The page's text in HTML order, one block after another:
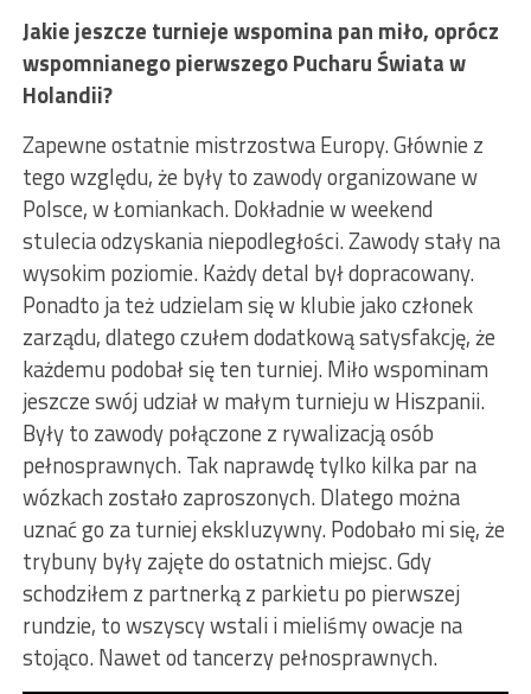
Jakie jeszcze turnieje wspomina pan miło, oprócz
wspomnianego pierwszego Pucharu Świata w
Holandii?
Zapewne ostatnie mistrzostwa Europy. Głównie z
tego względu, że były to zawody organizowane w
Polsce, w Łomiankach. Dokładnie w weekend
stulecia odzyskania niepodległości. Zawody stały na
wysokim poziomie. Każdy detal był dopracowany.
Ponadto ja też udzielam się w klubie jako członek
zarządu, dlatego czułem dodatkową satysfakcję, że
każdemu podobał się ten turniej. Miło wspominam
jeszcze swój udział w małym turnieju w Hiszpanii.
Były to zawody połączone z rywalizacją osób
pełnosprawnych. Tak naprawdę tylko kilka par na
wózkach zostało zaproszonych. Dlatego można
uznać go za turniej ekskluzywny. Podobało mi się, że
trybuny były zajęte do ostatnich miejsc. Gdy
schodziłem z partnerką z parkietu po pierwszej
rundzie, to wszyscy wstali i mieliśmy owacje na
stojąco. Nawet od tancerzy pełnosprawnych.